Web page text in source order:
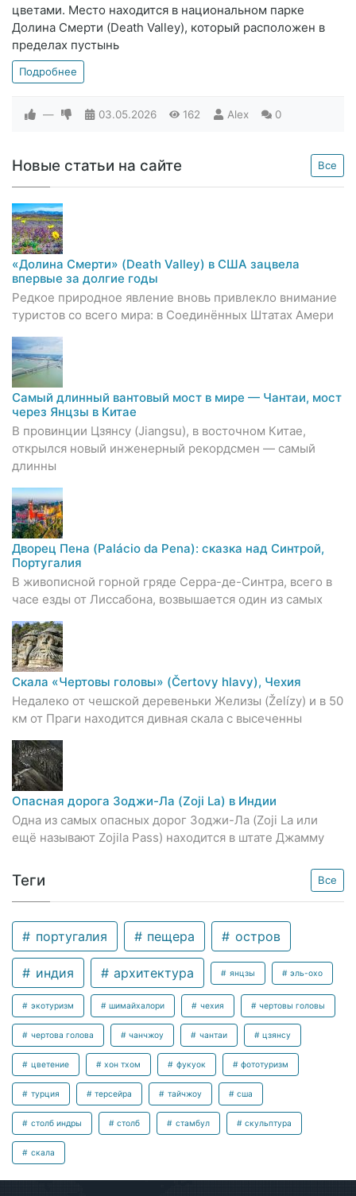
цветами. Место находится в национальном парке
Долина Смерти (Death Valley), который расположен в
пределах пустынь
Подробнее
— 03.05.2026 162 Alex 0
Новые статьи на сайте Все
«Долина Смерти» (Death Valley) в США зацвела
впервые за долгие годы
Редкое природное явление вновь привлекло внимание
туристов со всего мира: в Соединённых Штатах Амери
Самый длинный вантовый мост в мире — Чантаи, мост
через Янцзы в Китае
В провинции Цзянсу (Jiangsu), в восточном Китае,
открылся новый инженерный рекордсмен — самый
длинны
Дворец Пена (Palácio da Pena): сказка над Синтрой,
Португалия
В живописной горной гряде Серра-де-Синтра, всего в
часе езды от Лиссабона, возвышается один из самых
Скала «Чертовы головы» (Čertovy hlavy), Чехия
Недалеко от чешской деревеньки Желизы (Želízy) и в 50
км от Праги находится дивная скала с высеченны
Опасная дорога Зоджи-Ла (Zoji La) в Индии
Одна из самых опасных дорог Зоджи-Ла (Zoji La или
ещё называют Zojila Pass) находится в штате Джамму
Теги Все
португалия пещера остров
индия архитектура янцзы эль-охо
экотуризм шимайхалори чехия чертовы головы
чертова голова чанчжоу чантаи цзянсу
цветение хон тхом фукуок фототуризм
турция терсейра тайчжоу сша
столб индры столб стамбул скульптура
скала